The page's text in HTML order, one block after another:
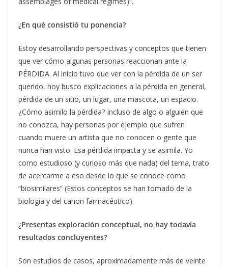
¿En qué consistió tu ponencia?
Estoy desarrollando perspectivas y conceptos que tienen
que ver cómo algunas personas reaccionan ante la
PÉRDIDA. Al inicio tuvo que ver con la pérdida de un ser
querido, hoy busco explicaciones a la pérdida en general,
pérdida de un sitio, un lugar, una mascota, un espacio.
¿Cómo asimilo la pérdida? Incluso de algo o alguien que
no conozca, hay personas por ejemplo que sufren
cuando muere un artista que no conocen o gente que
nunca han visto. Esa pérdida impacta y se asimila. Yo
como estudioso (y curioso más que nada) del tema, trato
de acercarme a eso desde lo que se conoce como
“biosimilares” (Estos conceptos se han tomado de la
biología y del canon farmacéutico).
¿Presentas exploración conceptual, no hay todavía
resultados concluyentes?
Son estudios de casos, aproximadamente más de veinte